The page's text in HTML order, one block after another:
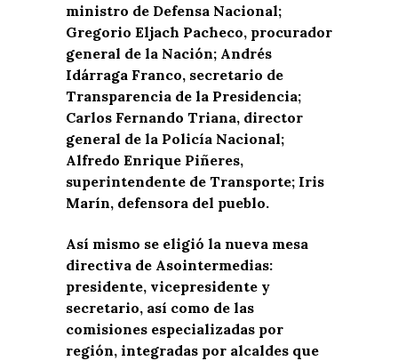
ministro de Defensa Nacional;
Gregorio Eljach Pacheco, procurador
general de la Nación; Andrés
Idárraga Franco, secretario de
Transparencia de la Presidencia;
Carlos Fernando Triana, director
general de la Policía Nacional;
Alfredo Enrique Piñeres,
superintendente de Transporte; Iris
Marín, defensora del pueblo.
Así mismo se eligió la nueva mesa
directiva de Asointermedias:
presidente, vicepresidente y
secretario, así como de las
comisiones especializadas por
región, integradas por alcaldes que